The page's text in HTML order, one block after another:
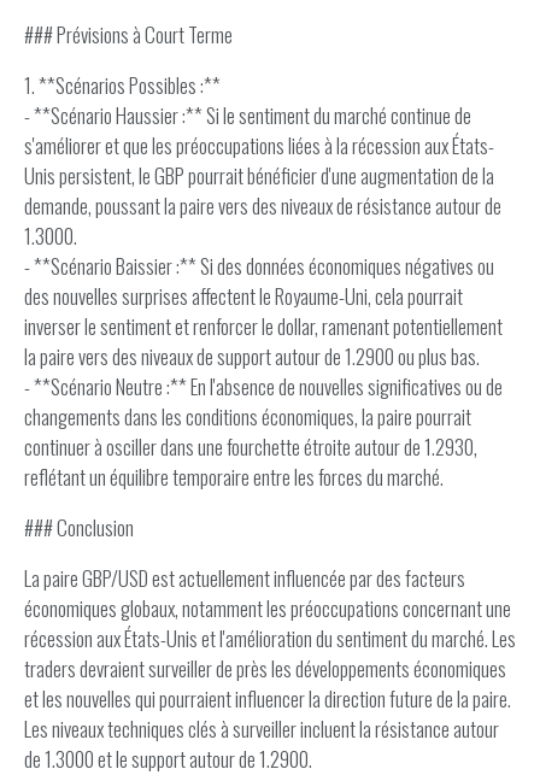
### Prévisions à Court Terme
1. **Scénarios Possibles :**
- **Scénario Haussier :** Si le sentiment du marché continue de
s'améliorer et que les préoccupations liées à la récession aux États-
Unis persistent, le GBP pourrait bénéficier d'une augmentation de la
demande, poussant la paire vers des niveaux de résistance autour de
1.3000.
- **Scénario Baissier :** Si des données économiques négatives ou
des nouvelles surprises affectent le Royaume-Uni, cela pourrait
inverser le sentiment et renforcer le dollar, ramenant potentiellement
la paire vers des niveaux de support autour de 1.2900 ou plus bas.
- **Scénario Neutre :** En l'absence de nouvelles significatives ou de
changements dans les conditions économiques, la paire pourrait
continuer à osciller dans une fourchette étroite autour de 1.2930,
reflétant un équilibre temporaire entre les forces du marché.
### Conclusion
La paire GBP/USD est actuellement influencée par des facteurs
économiques globaux, notamment les préoccupations concernant une
récession aux États-Unis et l'amélioration du sentiment du marché. Les
traders devraient surveiller de près les développements économiques
et les nouvelles qui pourraient influencer la direction future de la paire.
Les niveaux techniques clés à surveiller incluent la résistance autour
de 1.3000 et le support autour de 1.2900.